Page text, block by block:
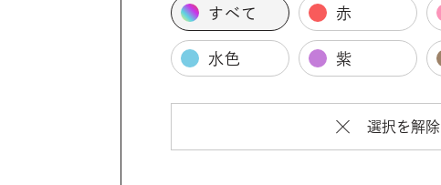
すべて 赤
水色 紫
選択を解除